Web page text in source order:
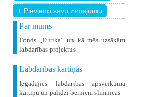
+ Pievieno savu zīmējumu
Par mums
Fonds „Eurika” un kā mēs uzsākām
labdarības projektus
Labdarības kartiņas
Iegādājies labdarības apsveikuma
kartiņu un palīdzi bērniem slimnīcās